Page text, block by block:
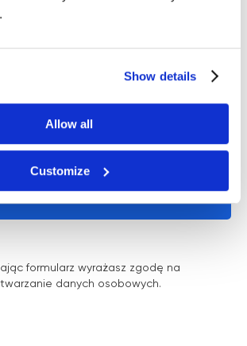
Show details
Allow all
Customize
SPECJALNĄ CENĘ
formularz wyrażasz zgodę na
danych osobowych.